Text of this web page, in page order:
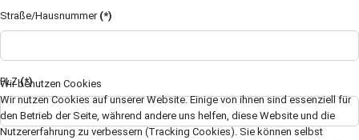
Straße/Hausnummer (*)
PLZ (*)
Wir benutzen Cookies
Wir nutzen Cookies auf unserer Website. Einige von ihnen sind essenziell für
den Betrieb der Seite, während andere uns helfen, diese Website und die
Nutzererfahrung zu verbessern (Tracking Cookies). Sie können selbst